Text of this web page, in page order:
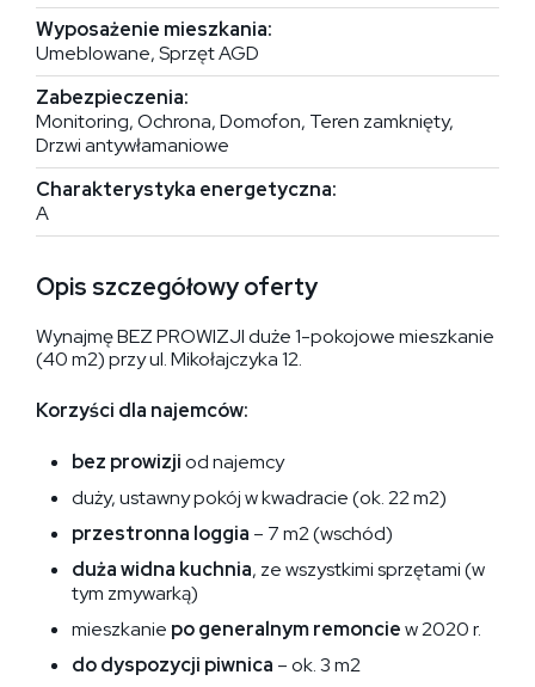
Wyposażenie mieszkania:
Umeblowane, Sprzęt AGD
Zabezpieczenia:
Monitoring, Ochrona, Domofon, Teren zamknięty,
Drzwi antywłamaniowe
Charakterystyka energetyczna:
A
Opis szczegółowy oferty
Wynajmę BEZ PROWIZJI duże 1-pokojowe mieszkanie
(40 m2) przy ul. Mikołajczyka 12.
Korzyści dla najemców:
bez prowizjiod najemcy
duży, ustawny pokój w kwadracie (ok. 22 m2)
przestronna loggia – 7 m2 (wschód)
duża widna kuchnia, ze wszystkimi sprzętami (w
tym zmywarką)
mieszkanie po generalnym remonciew 2020 r.
do dyspozycji piwnica – ok. 3 m2